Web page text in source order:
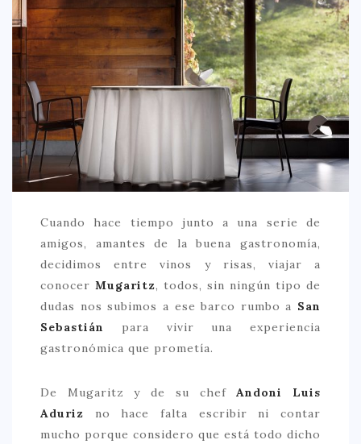
ASIÁTICA
CARNES
CREATIVA
DULCE
FUSIÓN
INDIA
MEDITERRÁNEA
SALUDABLE
TRADICIONAL
25 – 50 €
Cuando hace tiempo junto a una serie de
amigos, amantes de la buena gastronomía,
decidimos entre vinos y risas, viajar a
conocer Mugaritz, todos, sin ningún tipo de
dudas nos subimos a ese barco rumbo a San
Sebastián
para vivir una experiencia
gastronómica que prometía.
De Mugaritz y de su chefAndoni Luis
Aduriz no hace falta escribir ni contar
mucho porque considero que está todo dicho